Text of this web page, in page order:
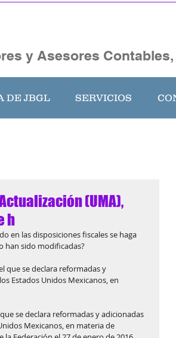
y Asesores Contables,
DE JBGL SERVICIOS
(UMA),
h
en las disposiciones fiscales se haga
han sido modificadas?
que se declara reformadas y
Estados Unidos Mexicanos, en
se declara reformadas y adicionadas
Mexicanos, en materia de